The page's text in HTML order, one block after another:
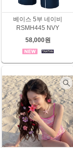
베이스 5부 네이비
RSMH445 NVY
58,000원